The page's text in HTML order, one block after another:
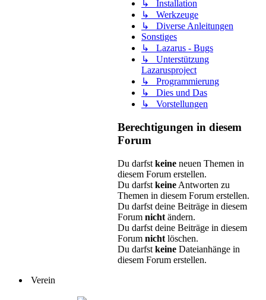
↳ Installation
↳ Werkzeuge
↳ Diverse Anleitungen
Sonstiges
↳ Lazarus - Bugs
↳ Unterstützung
Lazarusproject
↳ Programmierung
↳ Dies und Das
↳ Vorstellungen
Berechtigungen in diesem
Forum
Du darfst keine neuen Themen in
diesem Forum erstellen.
Du darfst keine Antworten zu
Themen in diesem Forum erstellen.
Du darfst deine Beiträge in diesem
Forum nicht ändern.
Du darfst deine Beiträge in diesem
Forum nicht löschen.
Du darfst keine Dateianhänge in
diesem Forum erstellen.
Verein